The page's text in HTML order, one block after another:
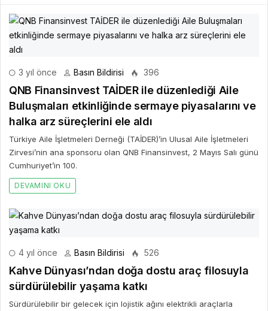
3 yıl önce Basın Bildirisi 396
QNB Finansinvest TAİDER ile düzenlediği Aile
Buluşmaları etkinliğinde sermaye piyasalarını ve
halka arz süreçlerini ele aldı
Türkiye Aile İşletmeleri Derneği (TAİDER)’in Ulusal Aile İşletmeleri
Zirvesi’nin ana sponsoru olan QNB Finansinvest, 2 Mayıs Salı günü
Cumhuriyet’in 100.
DEVAMINI OKU
4 yıl önce Basın Bildirisi 526
Kahve Dünyası’ndan doğa dostu araç filosuyla
sürdürülebilir yaşama katkı
Sürdürülebilir bir gelecek için lojistik ağını elektrikli araçlarla